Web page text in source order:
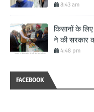
8:43 am
किसानों के
ने की सरकार
4:48 pm
FACEBOOK